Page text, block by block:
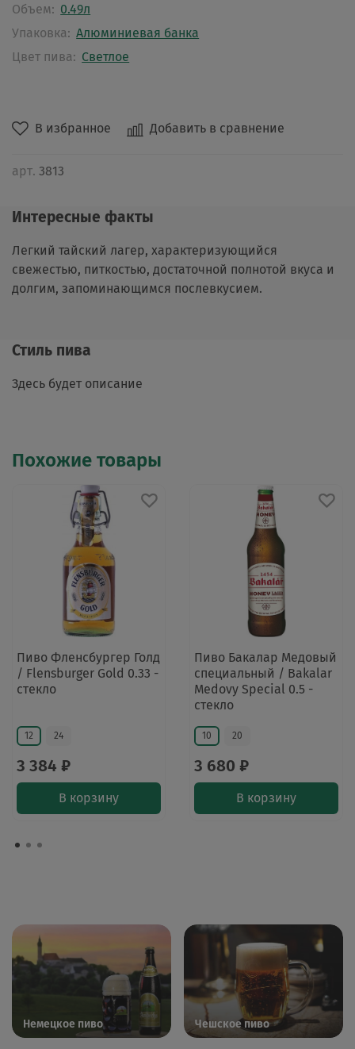
В избранное Добавить в сравнение
арт. 3813
Объем: 0.49л
Упаковка: Алюминиевая банка
Цвет пива: Светлое
Интересные факты
Легкий тайский лагер, характеризующийся
свежестью, питкостью, достаточной полнотой вкуса и
долгим, запоминающимся послевкусием.
Стиль пива
Здесь будет описание
Похожие товары
Пиво Фленсбургер Голд
/ Flensburger Gold 0.33 -
стекло
12 24
3 384 ₽
В корзину
Пиво Бакалар Медовый
специальный / Bakalar
Medovy Special 0.5 -
стекло
10 20
3 680 ₽
В корзину
Немецкое пиво Чешское пиво